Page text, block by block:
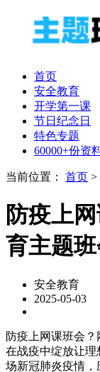
首页
安全教育
开学第一课
节日纪念日
特色专题
60000+份资
当前位置： 首页 >
防疫上
育主题
安全教育
2025-05-03
防疫上网课班会
在战疫中绽放让
场新冠肺炎疫情